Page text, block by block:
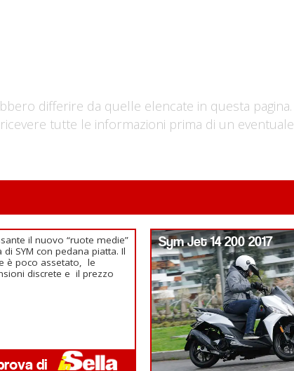
differire da quelle elencate in questa pagina.
tutte le informazioni prima di un eventuale
il nuovo “ruote medie”
di SYM con pedana piatta. Il
è poco assetato, le
discrete e il prezzo
Sym Jet 14 200 2017